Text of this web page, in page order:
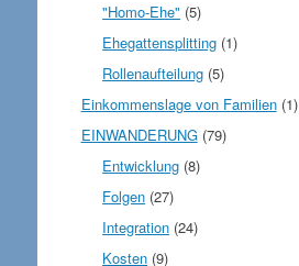
"Homo-Ehe" (5)
Ehegattensplitting (1)
Rollenaufteilung (5)
Einkommenslage von Familien(1)
EINWANDERUNG(79)
Entwicklung (8)
Folgen (27)
Integration (24)
Kosten (9)